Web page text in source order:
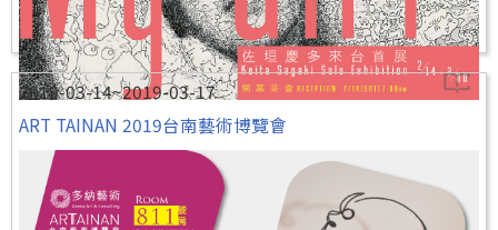
2019-03-14~2019-03-17
ART TAINAN 2019台南藝術博覽會